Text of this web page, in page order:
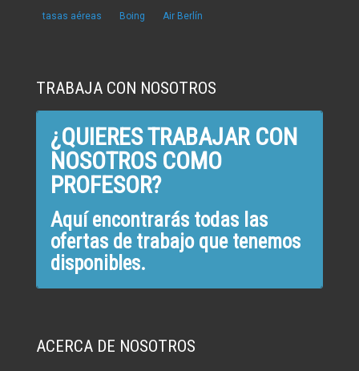
tasas aéreas Boing Air Berlín
TRABAJA CON NOSOTROS
¿QUIERES TRABAJAR CON
NOSOTROS COMO
PROFESOR?
Aquí encontrarás todas las
ofertas de trabajo que tenemos
disponibles.
ACERCA DE NOSOTROS